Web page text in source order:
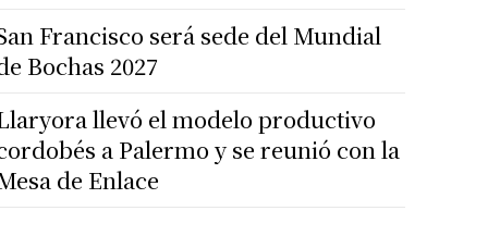
Francisco será sede del Mundial
Bochas 2027
llevó el modelo productivo
a Palermo y se reunió con la
de Enlace